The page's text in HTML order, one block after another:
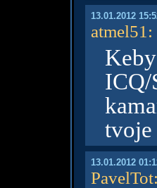
13.01.2012
atmel51 :
tvoje
13.01.2012
PavelTot: